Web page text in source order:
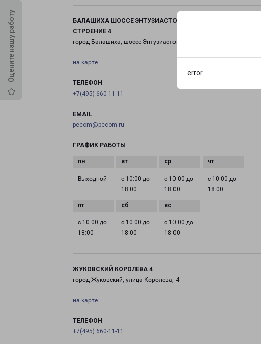
error
Оцените нашу работу
БАЛАШИХА ШОССЕ ЭНТУЗИАСТОВ ВЛАДЕНИЕ 11
СТРОЕНИЕ 4
город Балашиха, шоссе Энтузиастов, 11 строение 4
на карте
ТЕЛЕФОН
+7(495) 660-11-11
EMAIL
pecom@pecom.ru
ГРАФИК РАБОТЫ
Выходной
с 10:00 до
18:00
с 10:00 до
18:00
с 10:00 до
18:00
с 10:00 до
18:00
с 10:00 до
18:00
с 10:00 до
18:00
ЖУКОВСКИЙ КОРОЛЕВА 4
город Жуковский, улица Королева, 4
на карте
ТЕЛЕФОН
+7(495) 660-11-11